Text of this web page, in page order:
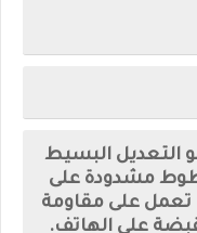
التعديل البسيط
مشدودة على
تعمل على مقاومة
على الهاتف.